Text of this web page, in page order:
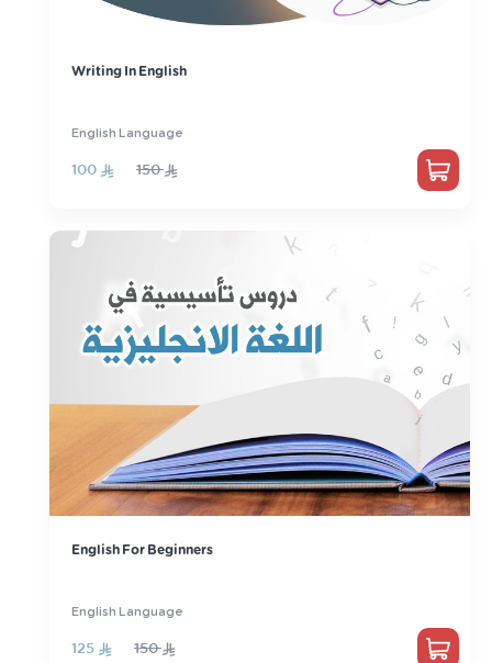
Writing In English
English Language
100 150
English For Beginners
English Language
125 150